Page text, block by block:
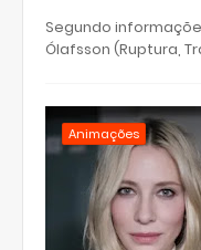
Segundo
Ólafsson (Ruptura,
Animações